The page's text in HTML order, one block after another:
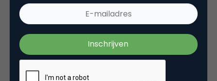
duurzamer is, waarvan het productieproces
uiteindelijk vervuilender is, slaat de plank mis. Zodra
iemand er wat dieper in duikt, val je door de mand,
hoe goed bedoeld ook. Dit is waar het belang van
samenwerking met externe partijen zit. Voor het
creëren van echte waarde zijn alle stakeholders